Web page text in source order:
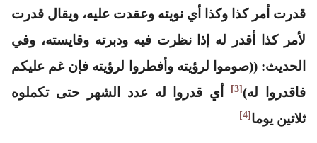
قدرت أمر كذا وكذا أي نويته وعقدت عليه، ويقال قدرت
لأمر كذا أقدر له إذا نظرت فيه ودبرته وقايسته، وفي
الحديث: ((صوموا لرؤيته وأفطروا لرؤيته فإن غم عليكم
فاقدروا له) [3]
أي قدروا له عدد الشهر حتى تكملوه
ثلاتين يوما [4]